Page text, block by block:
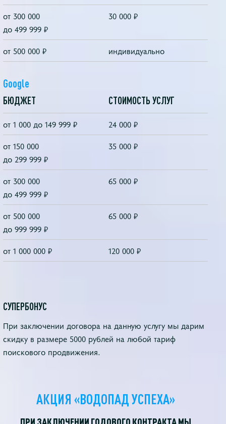
от 300 000
до 499 999 ₽
30 000 ₽
от 500 000 ₽ индивидуально
Google
БЮДЖЕТ СТОИМОСТЬ УСЛУГ
от 1 000 до 149 999 ₽
24 000 ₽
от 150 000
до 299 999 ₽
35 000 ₽
от 300 000
до 499 999 ₽
65 000 ₽
от 500 000
до 999 999 ₽
65 000 ₽
от 1 000 000 ₽ 120 000 ₽
СУПЕРБОНУС
При заключении договора на данную услугу мы дарим
скидку в размере 5000 рублей на любой тариф
поискового продвижения.
АКЦИЯ «ВОДОПАД УСПЕХА»
ПРИ ЗАКЛЮЧЕНИИ ГОДОВОГО КОНТРАКТА МЫ